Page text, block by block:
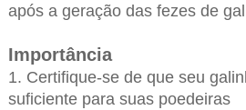
após a geração das fezes de
Importância
1. Certifique-se de que seu
suficiente para suas poedeiras